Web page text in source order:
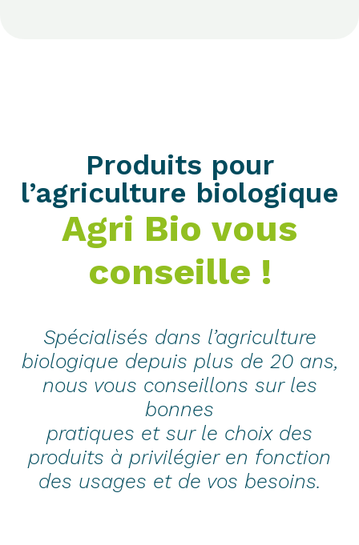
Produits pour
l’agriculture biologique
Agri Bio vous
conseille !
Spécialisés dans l’agriculture
biologique depuis plus de 20 ans,
nous vous conseillons sur les
bonnes
pratiques et sur le choix des
produits à privilégier en fonction
des usages et de vos besoins.